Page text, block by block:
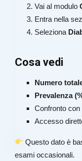
Vai al modulo
Entra nella
Seleziona
Cosa vedi
Numero
Prevalenza
Confronto
Accesso
Questo dato è
esami occasionali.